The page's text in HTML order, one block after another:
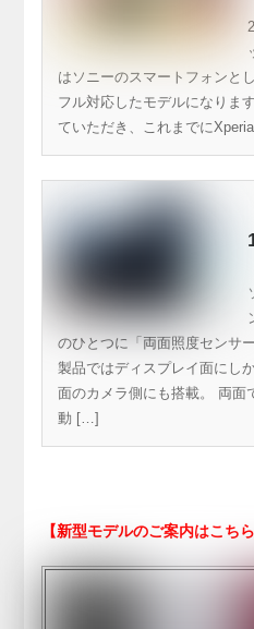
はソニーのスマートフォンと
フル対応したモデルになりま
ていただき、これまでに
のひとつに「両面照度センサ
製品ではディスプレイ面にし
面のカメラ側にも搭載。 両面
動 […]
【新型モデルのご案内はこちら